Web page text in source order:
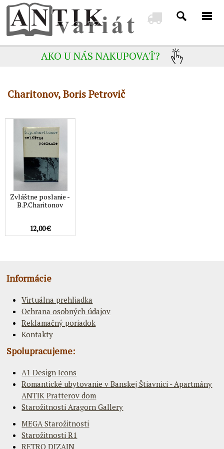
AKO U NÁS NAKUPOVAŤ?
Charitonov, Boris Petrovič
Zvláštne poslanie -
B.P.Charitonov
12,00 €
Informácie
Virtuálna prehliadka
Ochrana osobných údajov
Reklamačný poriadok
Kontakty
Spolupracujeme:
A1 Design Icons
Romantické ubytovanie v Banskej Štiavnici - Apartmány
ANTIK Pratterov dom
Starožitnosti Aragorn Gallery
MEGA Starožitnosti
Starožitnosti R1
RETRO DIZAJN